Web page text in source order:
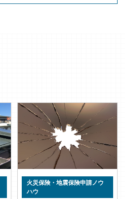
火災保険・地震保険申請ノウ
ハウ